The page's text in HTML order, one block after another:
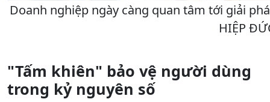
Doanh nghiệp ngày càng quan tâm tới giải
HIỆP
"Tấm khiên" bảo vệ người dùng
trong kỷ nguyên số